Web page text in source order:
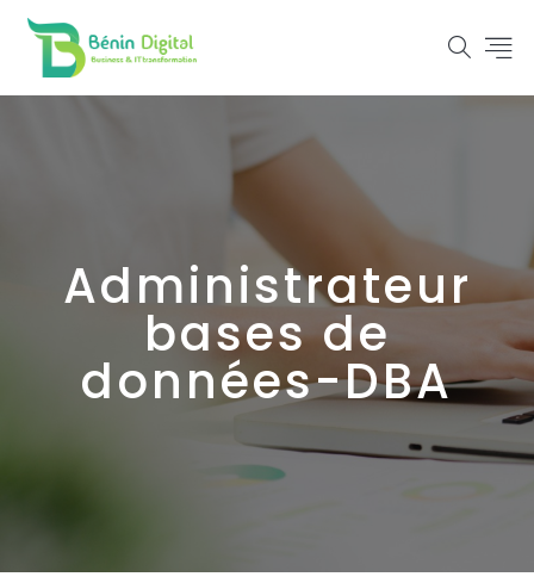
Administrateur
bases de
données-DBA